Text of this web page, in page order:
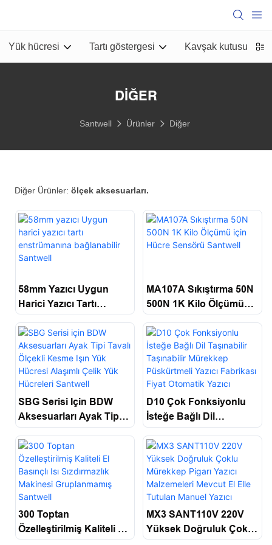
Yük hücresi Tartı göstergesi Kavşak kutusu
DIĞER
Santwell Ürünler Diğer
Diğer Ürünler: ölçek aksesuarları.
58mm Yazıcı Uygun
Harici Yazıcı Tartı
Bağlanabilir Santwell
MA107A Sıkıştırma 50N
500N 1K Kilo Ölçümü
Santwell
SBG Serisi Için BDW
Aksesuarları Ayak Tipi
Tavalı Ölçekli Kesme
Işın Yük Hücresi
Alaşımlı Çelik Yük
Hücreleri Santwell
D10 Çok Fonksiyonlu
İsteğe Bağlı Dil
Taşınabilir Taşınabilir
Mürekkep Püskürtmeli
Yazıcı Fabrikası Fiyat
Otomatik Yazıcı Santwell
300 Toptan
Özelleştirilmiş Kaliteli El
MX3 SANT110V 220V
Yüksek Doğruluk Çoklu